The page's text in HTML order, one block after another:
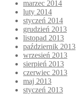
marzec 2014
luty 2014
styczeń 2014
grudzień 2013
listopad 2013
październik 2013
wrzesień 2013
sierpień 2013
czerwiec 2013
maj 2013
styczeń 2013